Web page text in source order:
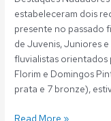
estabeleceram dois
presente no passado
de Juvenis, Juniores
fluvialistas orientados
Florim e Domingos
prata e 7 bronze),
Read More »